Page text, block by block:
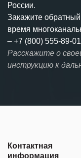
России.
Закажите
время
– +7 (800) 555-89-
Расскажите о
инструкцию к
Контактная
информация